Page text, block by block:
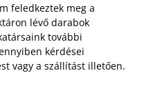
feledkeztek meg a
lévő darabok
további
kérdései
vagy a szállítást illetően.